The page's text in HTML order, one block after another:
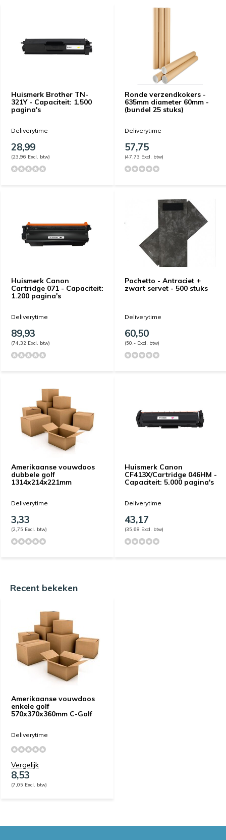
Huismerk Brother TN-
321Y - Capaciteit: 1.500
pagina's
Deliverytime
28,99
(23,96 Excl. btw)
Ronde verzendkokers -
635mm diameter 60mm -
(bundel 25 stuks)
Deliverytime
57,75
(47,73 Excl. btw)
Huismerk Canon
Cartridge 071 - Capaciteit:
1.200 pagina's
Deliverytime
89,93
(74,32 Excl. btw)
Pochetto - Antraciet +
zwart servet - 500 stuks
Deliverytime
60,50
(50,- Excl. btw)
Amerikaanse vouwdoos
dubbele golf
1314x214x221mm
Deliverytime
3,33
(2,75 Excl. btw)
Huismerk Canon
CF413X/Cartridge 046HM -
Capaciteit: 5.000 pagina's
Deliverytime
43,17
(35,68 Excl. btw)
Recent bekeken
Amerikaanse vouwdoos
enkele golf
570x370x360mm C-Golf
Deliverytime
Vergelijk
8,53
(7,05 Excl. btw)